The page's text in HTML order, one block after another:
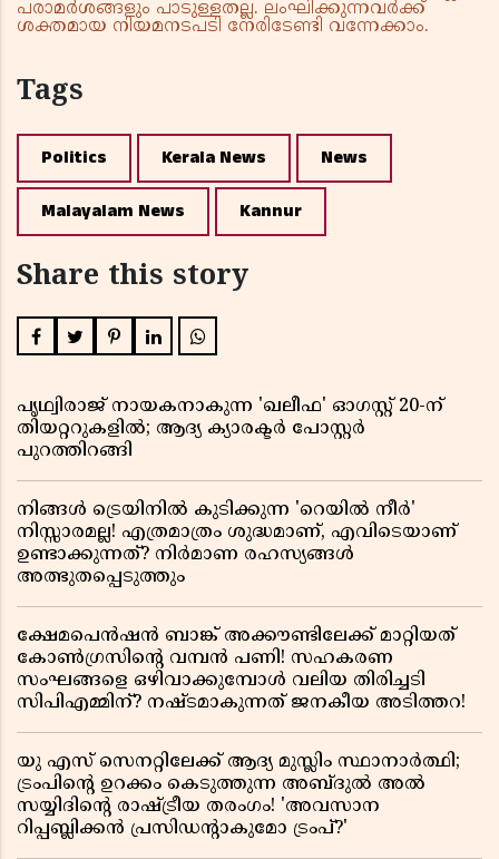
പരാമർശങ്ങളും പാടുള്ളതല്ല. ലംഘിക്കുന്നവർക്ക്
ശക്തമായ നിയമനടപടി നേരിടേണ്ടി വന്നേക്കാം.
Tags
Politics Kerala News News
Malayalam News Kannur
Share this story
പൃഥ്വിരാജ് നായകനാകുന്ന 'ഖലീഫ' ഓഗസ്റ്റ് 20-ന്
തിയറ്ററുകളിൽ; ആദ്യ ക്യാരക്ടർ പോസ്റ്റർ
പുറത്തിറങ്ങി
നിങ്ങൾ ട്രെയിനിൽ കുടിക്കുന്ന 'റെയിൽ നീർ'
നിസ്സാരമല്ല! എത്രമാത്രം ശുദ്ധമാണ്, എവിടെയാണ്
ഉണ്ടാക്കുന്നത്? നിർമാണ രഹസ്യങ്ങൾ
അത്ഭുതപ്പെടുത്തും
ക്ഷേമപെൻഷൻ ബാങ്ക് അക്കൗണ്ടിലേക്ക് മാറ്റിയത്
കോൺഗ്രസിന്റെ വമ്പൻ പണി! സഹകരണ
സംഘങ്ങളെ ഒഴിവാക്കുമ്പോൾ വലിയ തിരിച്ചടി
സിപിഎമ്മിന്? നഷ്ടമാകുന്നത് ജനകീയ അടിത്തറ!
യു എസ് സെനറ്റിലേക്ക് ആദ്യ മുസ്ലിം സ്ഥാനാർത്ഥി;
ട്രംപിന്റെ ഉറക്കം കെടുത്തുന്ന അബ്ദുൽ അൽ
സയ്യിദിന്റെ രാഷ്ട്രീയ തരംഗം! 'അവസാന
റിപ്പബ്ലിക്കൻ പ്രസിഡന്റാകുമോ ട്രംപ്?'